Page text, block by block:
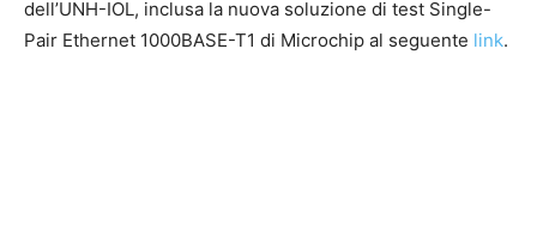
dell’UNH-IOL, inclusa la nuova soluzione di test Single-
Pair Ethernet 1000BASE-T1 di Microchip al seguente link.